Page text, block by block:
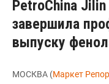
PetroChina
завершила
выпуску
МОСКВА (Маркет